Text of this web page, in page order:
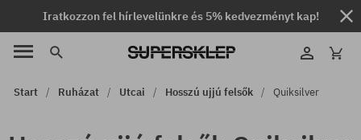
Iratkozzon fel hírlevelünkre és 5% kedvezményt kap!
Start Ruházat Utcai Hosszú ujjú felsők Quiksilver